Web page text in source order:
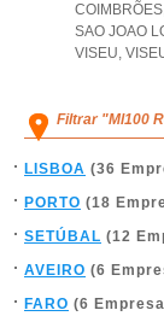
SAO JOAO
VISEU,
Filtrar "Ml100
LISBOA (36
PORTO (18
SETÚBAL (12
AVEIRO (6
FARO (6